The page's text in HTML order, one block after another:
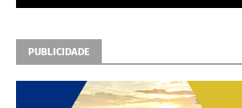
PUBLICIDADE